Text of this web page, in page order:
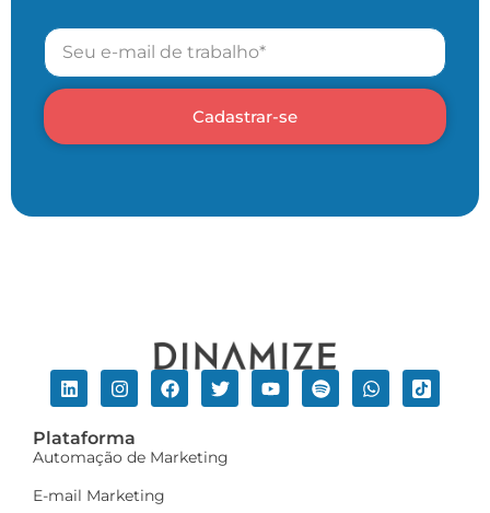
Cadastrar-se
Plataforma
Automação de Marketing
E-mail Marketing